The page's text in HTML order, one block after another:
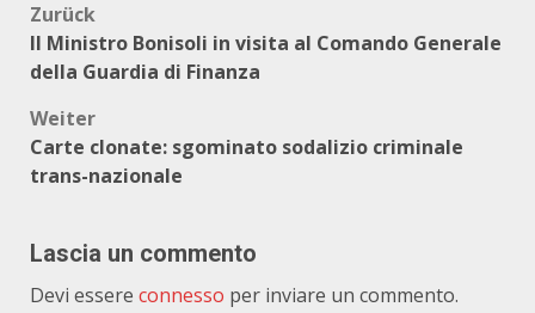
Beitragsnavigation
Zurück
Il Ministro Bonisoli in visita al Comando Generale
della Guardia di Finanza
Weiter
Carte clonate: sgominato sodalizio criminale
trans-nazionale
Lascia un commento
Devi essere connesso per inviare un commento.